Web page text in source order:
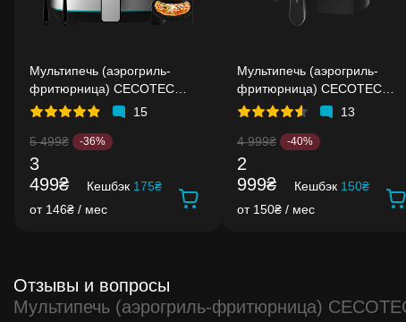
Мультипечь (аэрогриль-
фритюрница) CECOTEC
Cecofry Full Inox 5500 Pro Acc
15
5 499₴ -36%
3
499₴
Кешбэк 175₴
от 146₴ / мес
Мультипечь (аэрогриль-
фритюрница) CECOTEC
Cecofry Fantastik 5500
13
4 999₴ -40%
2
999₴
Кешбэк 150₴
от 150₴ / мес
Отзывы и вопросы
Мультипечь (аэрогриль-фритюрница)